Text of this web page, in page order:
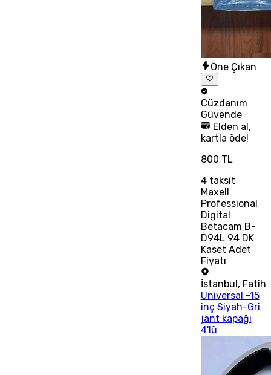
Öne Çıkan
Cüzdanım
Güvende
Elden al,
kartla öde!
800 TL
4taksit
Maxell
Professional
Digital
Betacam B-
D94L 94 DK
Kaset Adet
Fiyatı
İstanbul , Fatih
Universal -15
inç Siyah-Gri
jant kapağı
4'lü